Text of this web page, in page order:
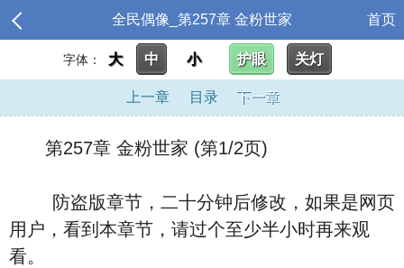
全民偶像_第257章 金粉世家 首页
字体： 大 中 小 护眼 关灯
上一章 目录 下一章
第257章 金粉世家 (第1/2页)
防盗版章节，二十分钟后修改，如果是网页
用户，看到本章节，请过个至少半小时再来观
看。